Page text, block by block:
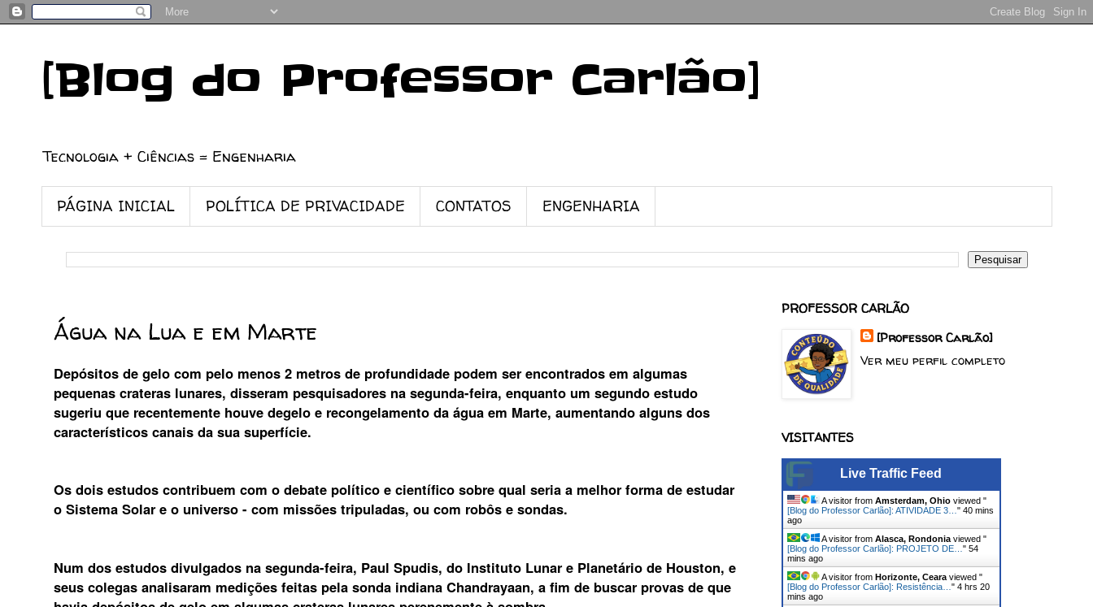
[Blog do Professor Carlão]
Tecnologia + Ciências = Engenharia
PÁGINA INICIAL POLÍTICA DE PRIVACIDADE CONTATOS ENGENHARIA
Água na Lua e em Marte
Depósitos de gelo com pelo menos 2 metros de profundidade podem ser encontrados em algumas
pequenas crateras lunares, disseram pesquisadores na segunda-feira, enquanto um segundo estudo
sugeriu que recentemente houve degelo e recongelamento da água em Marte, aumentando alguns dos
característicos canais da sua superfície.
Os dois estudos contribuem com o debate político e científico sobre qual seria a melhor forma de estudar
o Sistema Solar e o universo - com missões tripuladas, ou com robôs e sondas.
Num dos estudos divulgados na segunda-feira, Paul Spudis, do Instituto Lunar e Planetário de Houston, e
seus colegas analisaram medições feitas pela sonda indiana Chandrayaan, a fim de buscar provas de que
PROFESSOR CARLÃO
[Professor Carlão]
Ver meu perfil completo
VISITANTES
Live Traffic Feed
A visitor from Amsterdam, Ohioviewed "
[Blog do Professor Carlão]: ATIVIDADE 3… " 40 mins
ago
A visitor from Alasca, Rondoniaviewed "
[Blog do Professor Carlão]: PROJETO DE… " 54
mins ago
A visitor from Horizonte, Cearaviewed "
[Blog do Professor Carlão]: Resistência… " 4 hrs 20
mins ago